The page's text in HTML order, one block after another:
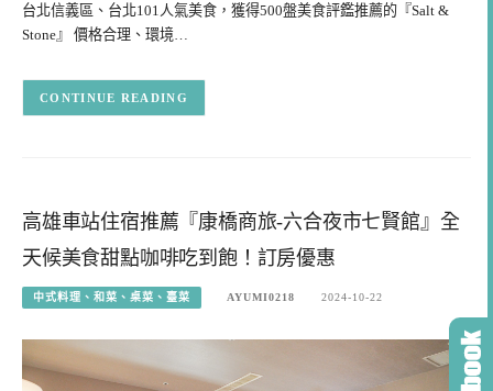
台北信義區、台北101人氣美食，獲得500盤美食評鑑推薦的『Salt &
Stone』 價格合理、環境…
CONTINUE READING
高雄車站住宿推薦『康橋商旅-六合夜市七賢館』全
天候美食甜點咖啡吃到飽！訂房優惠
中式料理、和菜、桌菜、臺菜 AYUMI0218 2024-10-22